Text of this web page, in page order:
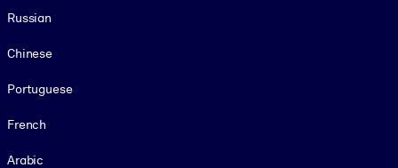
Russian
Chinese
Portuguese
French
Arabic